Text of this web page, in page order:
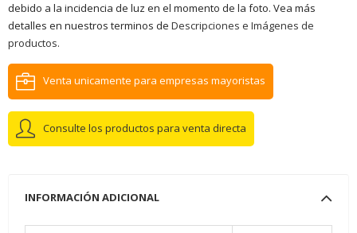
debido a la incidencia de luz en el momento de la foto. Vea más
detalles en nuestros terminos de Descripciones e Imágenes de
productos.
Venta unicamente para empresas mayoristas
Consulte los productos para venta directa
INFORMACIÓN ADICIONAL